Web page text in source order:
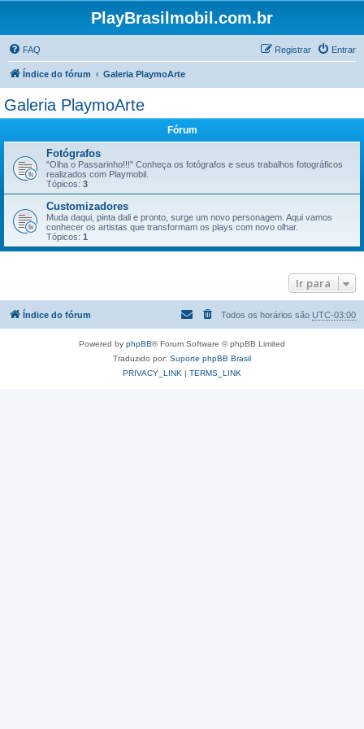
PlayBrasilmobil.com.br
FAQ Entrar
Registrar
Índice do fórum Galeria PlaymoArte
Galeria PlaymoArte
Fórum
Fotógrafos
"Olha o Passarinho!!!" Conheça os fotógrafos e seus trabalhos fotográficos
realizados com Playmobil.
Tópicos: 3
Customizadores
Muda daqui, pinta dali e pronto, surge um novo personagem. Aqui vamos
conhecer os artistas que transformam os plays com novo olhar.
Tópicos: 1
Ir para
Índice do fórum Todos os horários são UTC-03:00
Powered by phpBB® Forum Software © phpBB Limited
Traduzido por: Suporte phpBB Brasil
PRIVACY_LINK | TERMS_LINK